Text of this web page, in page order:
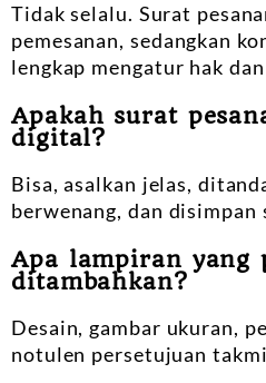
Tidak selalu. Surat
pemesanan, sedangkan
lengkap mengatur hak
Apakah surat
digital?
Bisa, asalkan jelas,
berwenang, dan disimpan
Apa lampiran yang
ditambahkan?
Desain, gambar ukuran,
notulen persetujuan